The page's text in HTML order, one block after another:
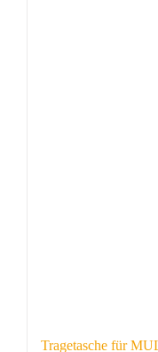
Tragetasche für